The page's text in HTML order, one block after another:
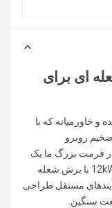
ای برای
و خاورمیانه که با
روبرو
فرمت بزرگ ما یک
راه حل انقلابی ارائه می دهدبا ادغام یک لیزر 12kW با برش شعله
مستقل طراحی
سنگین.